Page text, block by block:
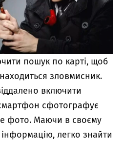
пошук по карті, щоб
зловмисник.
включити
сфотографує
фото. Маючи в своєму
легко знайти